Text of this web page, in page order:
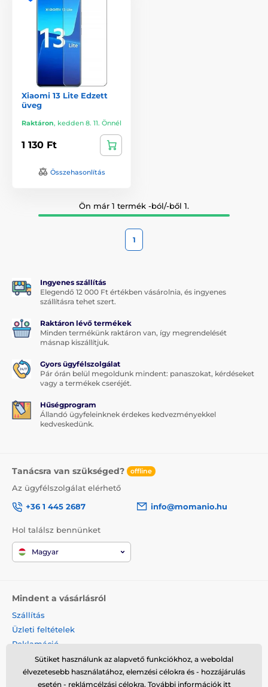
Xiaomi 13 Lite Edzett
üveg
Raktáron, kedden 8. 11. Önnél
1 130 Ft
Összehasonlítás
Ön már 1 termék -ból/-ből 1.
1
Ingyenes szállítás
Elegendő 12 000 Ft értékben vásárolnia, és ingyenes
szállításra tehet szert.
Raktáron lévő termékek
Minden termékünk raktáron van, így megrendelését
másnap kiszállítjuk.
Gyors ügyfélszolgálat
Pár órán belül megoldunk mindent: panaszokat, kérdéseket
vagy a termékek cseréjét.
Hűségprogram
Állandó ügyfeleinknek érdekes kedvezményekkel
kedveskedünk.
Tanácsra van szükséged? offline
Az ügyfélszolgálat elérhető
+36 1 445 2687
info@momanio.hu
Hol találsz bennünket
Magyar
Mindent a vásárlásról
Szállítás
Üzleti feltételek
Reklamáció
Termék visszaküldése
Termék cseréje
Sütiket használunk az alapvető funkciókhoz, a weboldal
élvezetesebb használatához, elemzési célokra és - hozzájárulás
esetén - reklámcélzási célokra. További információk itt